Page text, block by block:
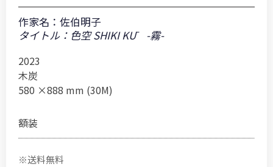
作家名： 佐伯明子
タイトル：色空 SHIKI KŪ -霧-
2023
木炭
580 ×888 mm (30M)
額装
※送料無料